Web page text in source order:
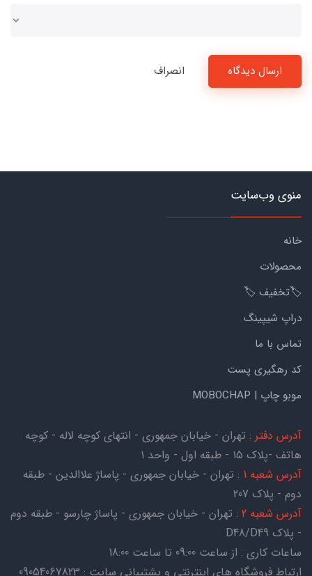
ارسال دیدگاه انصراف
منوی وب‌سایت
خانه
محصولات
🏷️تخفیف 🏷️
دراپ شیپینگ
تماس با ما
کد رهگیری پست
موبو چاپ | MOBOCHAP
آدرس دفتر : تهران - خیابان جمهوری - انتهای کوچه لاله - کوچه
هاتف -پلاک ۱۵ - طبقه اول - واحد ۱
آدرس شعبه 1
: تهران - خیابان جمهوری - پاساژ علاالدین - طبقه
دوم - پلاک 207
آدرس شعبه 2
: تهران - خیابان جمهوری - پاساژ چارسو - طبقه دوم
- پلاک D48/D49
ساعات کاری : از ساعت 09:00 تا ساعت 18:00
ارتباط فروشگاه های اینترنتی و پشتیبانی سایت : 09054067823